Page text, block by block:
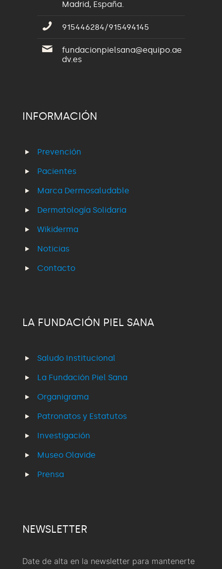
Madrid, España.
915446284/915494145
fundacionpielsana@equipo.ae
dv.es
INFORMACIÓN
Prevención
Pacientes
Marca Dermosaludable
Dermatología Solidaria
Wikiderma
Noticias
Contacto
LA FUNDACIÓN PIEL SANA
Saludo Institucional
La Fundación Piel Sana
Organigrama
Patronatos y Estatutos
Investigación
Museo Olavide
Prensa
NEWSLETTER
Date de alta en la newsletter para mantenerte